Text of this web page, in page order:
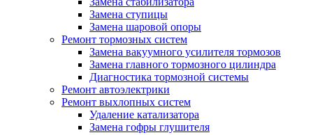
Замена ступицы
Замена шаровой опоры
Ремонт тормозных систем
Замена вакуумного усилителя тормозов
Замена главного тормозного цилиндра
Диагностика тормозной системы
Ремонт автоэлектрики
Ремонт выхлопных систем
Удаление катализатора
Замена гофры глушителя